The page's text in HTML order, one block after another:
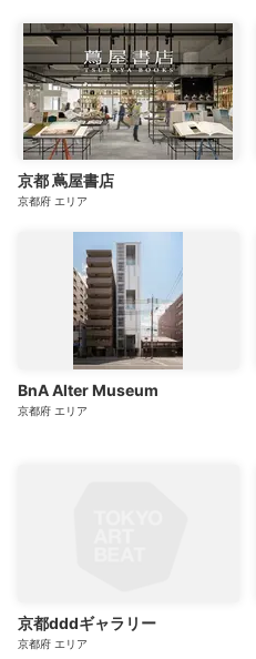
京都 蔦屋書店
京都府 エリア
BnA Alter Museum
京都府 エリア
京都dddギャラリー
京都府 エリア